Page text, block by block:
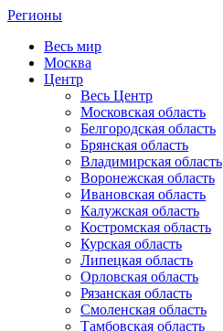
Регионы
Весь мир
Москва
Центр
Весь Центр
Московская область
Белгородская область
Брянская область
Владимирская область
Воронежская область
Ивановская область
Калужская область
Костромская область
Курская область
Липецкая область
Орловская область
Рязанская область
Смоленская область
Тамбовская область